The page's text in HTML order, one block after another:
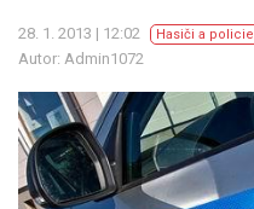
28. 1. 2013 | 12:02 Hasiči a policie
Autor: Admin1072